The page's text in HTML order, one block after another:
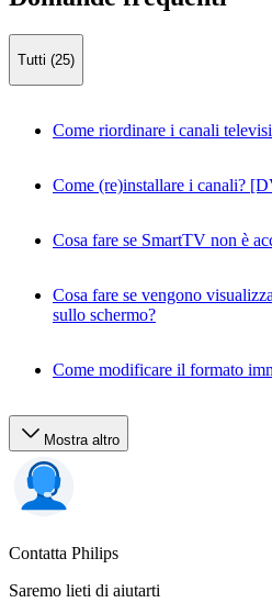
Tutti (25)
Come riordinare i canali
Come (re)installare i canali?
Cosa fare se SmartTV non è
Cosa fare se vengono
sullo schermo?
Come modificare il formato
Mostra altro
Contatta Philips
Saremo lieti di aiutarti